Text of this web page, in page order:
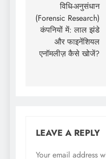
विधि-अनुसंधान
(Forensic Research)
कंपनियों में: लाल झंडे
और फाइनेंशियल
एनॉमलीज़ कैसे खोजें?
LEAVE A REPLY
Your email address